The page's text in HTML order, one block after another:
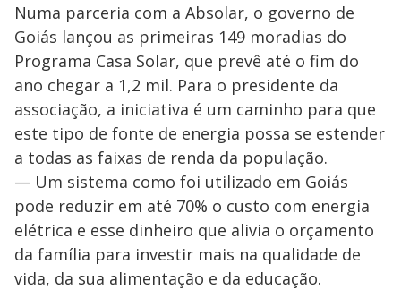
Numa parceria com a Absolar, o governo de
Goiás lançou as primeiras 149 moradias do
Programa Casa Solar, que prevê até o fim do
ano chegar a 1,2 mil. Para o presidente da
associação, a iniciativa é um caminho para que
este tipo de fonte de energia possa se estender
a todas as faixas de renda da população.
— Um sistema como foi utilizado em Goiás
pode reduzir em até 70% o custo com energia
elétrica e esse dinheiro que alivia o orçamento
da família para investir mais na qualidade de
vida, da sua alimentação e da educação.